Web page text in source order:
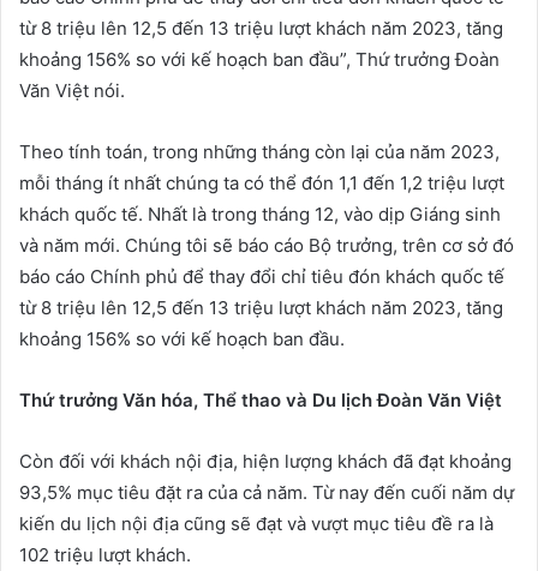
từ 8 triệu lên 12,5 đến 13 triệu lượt khách năm 2023, tăng
khoảng 156% so với kế hoạch ban đầu”, Thứ trưởng Đoàn
Văn Việt nói.
Theo tính toán, trong những tháng còn lại của năm 2023,
mỗi tháng ít nhất chúng ta có thể đón 1,1 đến 1,2 triệu lượt
khách quốc tế. Nhất là trong tháng 12, vào dịp Giáng sinh
và năm mới. Chúng tôi sẽ báo cáo Bộ trưởng, trên cơ sở đó
báo cáo Chính phủ để thay đổi chỉ tiêu đón khách quốc tế
từ 8 triệu lên 12,5 đến 13 triệu lượt khách năm 2023, tăng
khoảng 156% so với kế hoạch ban đầu.
Thứ trưởng Văn hóa, Thể thao và Du lịch Đoàn Văn Việt
Còn đối với khách nội địa, hiện lượng khách đã đạt khoảng
93,5% mục tiêu đặt ra của cả năm. Từ nay đến cuối năm dự
kiến du lịch nội địa cũng sẽ đạt và vượt mục tiêu đề ra là
102 triệu lượt khách.